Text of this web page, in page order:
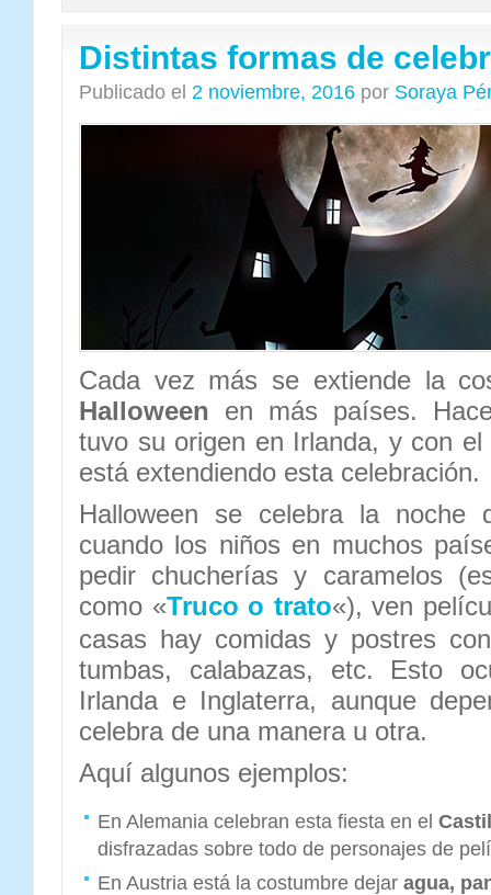
Distintas formas de
Publicado el 2 noviembre, 2016 por Soraya
Cada vez más se extiende la
Halloween en más países.
tuvo su origen en Irlanda, y con
está extendiendo esta celebración.
Halloween se celebra la
cuando los niños en muchos
pedir chucherías y caramelos
como «Truco o trato«), ven
casas hay comidas y postres
tumbas, calabazas, etc. Esto
Irlanda e Inglaterra, aunque
celebra de una manera u otra.
Aquí algunos ejemplos:
En Alemania celebran esta fiesta en el
disfrazadas sobre todo de personajes de
En Austria está la costumbre dejar agua,